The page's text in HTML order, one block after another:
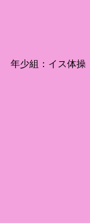
年少組：イス体操